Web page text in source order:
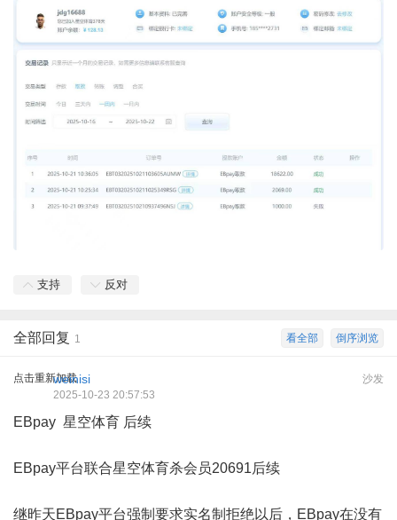
支持 反对
倒序浏览
看全部
全部回复 1
点击重新加载 沙发
weinisi
2025-10-23 20:57:53
EBpay 星空体育 后续
EBpay平台联合星空体育杀会员20691后续
继昨天EBpay平台强制要求实名制拒绝以后，EBpay在没有